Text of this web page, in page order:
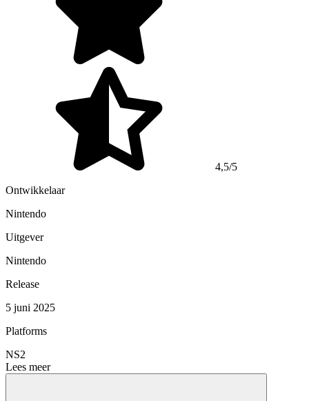
4,5/5
Ontwikkelaar
Nintendo
Uitgever
Nintendo
Release
5 juni 2025
Platforms
NS2
Lees meer